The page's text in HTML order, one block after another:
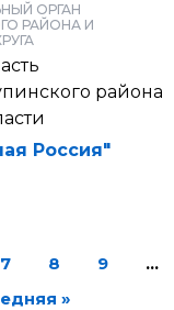
ОРГАН
РАЙОНА И
района
Россия"
7 8 9
…
»